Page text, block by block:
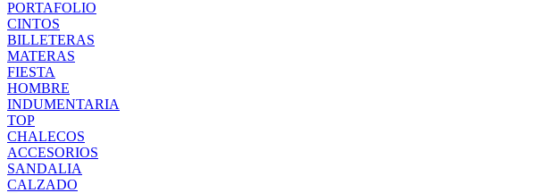
PORTAFOLIO
CINTOS
BILLETERAS
MATERAS
FIESTA
HOMBRE
INDUMENTARIA
TOP
CHALECOS
ACCESORIOS
SANDALIA
CALZADO